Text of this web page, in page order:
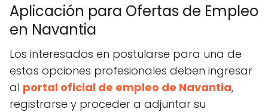
Aplicación para Ofertas de Empleo
en Navantia
Los interesados en postularse para una de
estas opciones profesionales deben ingresar
al portal oficial de empleo de Navantia,
registrarse y proceder a adjuntar su